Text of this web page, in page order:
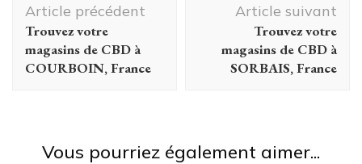
d'article
Article précédent
Trouvez votre
magasins de CBD à
COURBOIN, France
Article suivant
Trouvez votre
magasins de CBD à
SORBAIS, France
Vous pourriez également aimer...